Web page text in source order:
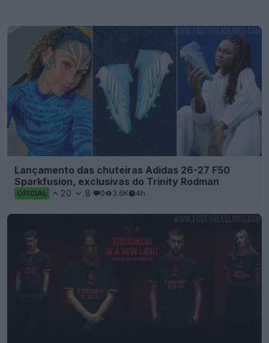
Lançamento das chuteiras Adidas 26-27 F50
Sparkfusion, exclusivas do Trinity Rodman
OFICIAL 20 8 0 3.6K 4h